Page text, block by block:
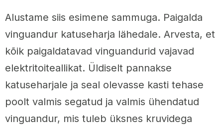
Alustame siis esimene sammuga. Paigalda
vinguandur katuseharja lähedale. Arvesta, et
kõik paigaldatavad vinguandurid vajavad
elektritoiteallikat. Üldiselt pannakse
katuseharjale ja seal olevasse kasti tehase
poolt valmis segatud ja valmis ühendatud
vinguandur, mis tuleb üksnes kruvidega